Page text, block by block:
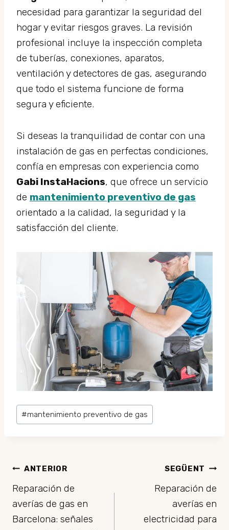
necesidad para garantizar la seguridad del
hogar y evitar riesgos graves. La revisión
profesional incluye la inspección completa
de tuberías, conexiones, aparatos,
ventilación y detectores de gas, asegurando
que todo el sistema funcione de forma
segura y eficiente.
Si deseas la tranquilidad de contar con una
instalación de gas en perfectas condiciones,
confía en empresas con experiencia como
Gabi Instal·lacions, que ofrece un servicio
de mantenimiento preventivo de gas
orientado a la calidad, la seguridad y la
satisfacción del cliente.
Etiquetes
d'entrada
#mantenimiento preventivo de gas
Navegació
d'entrades
ANTERIOR
Reparación de
averías de gas en
Barcelona: señales
SEGÜENT
Reparación de
averías en
electricidad para